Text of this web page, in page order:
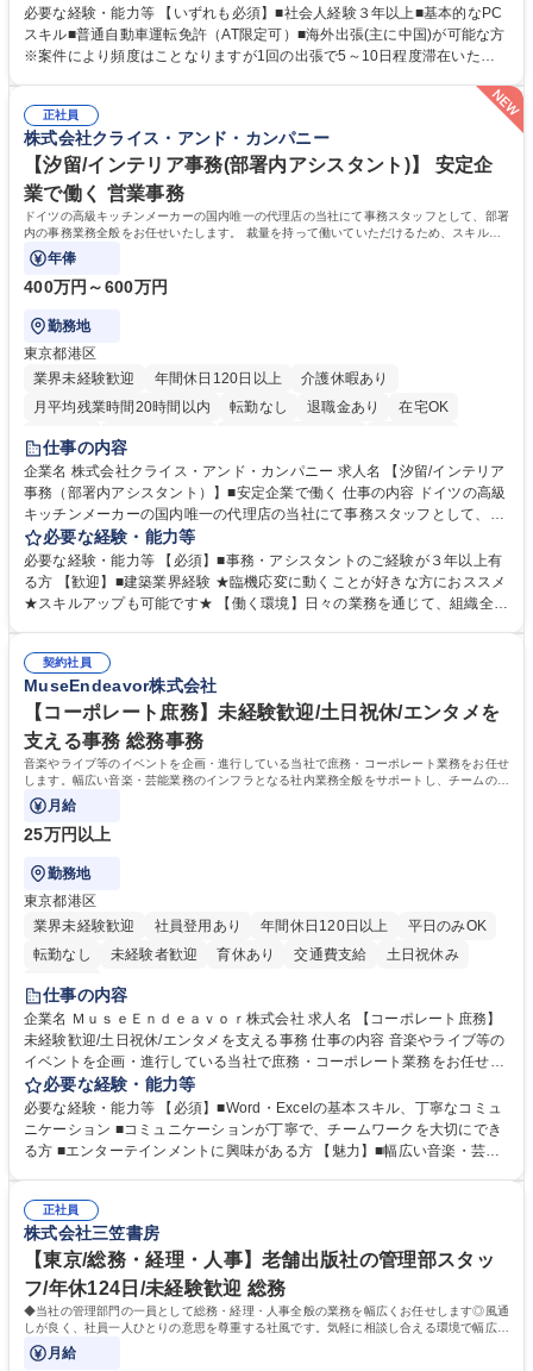
わいい』を届けるやりがいのあるポジションです。 有名ブランドやキャラ
クターライセンスを活用した商品の企画・開発・販売を行っています。企
画段階から納品まで、商品の製造に関わる全てのプロセスにおいて、生産
場へ見積依頼・価格交渉、サンプルの品質確認や検査の手配、ライセンス
元様とのやり取り、輸入関連の書類の管理、国内倉庫での品質チェック、
工場開拓などがございます。 募集職種 【生産管理】キャラクターバック
や雑貨の生産・品質管理/年休125日/転勤無
必要な経験・能力等 【いずれも必須】■社会人経験３年以上■基本的なPC
スキル■普通自動車運転免許（AT限定可）■海外出張(主に中国)が可能な方
※案件により頻度はことなりますが1回の出張で5～10日程度滞在いただ
め、『コツコツと実直に取り組める方』 ・工場やライセンス元を含む社内
外関係者と友好なコミュニケーションが取れる方 ※折衝は営業担当がメイ
ンで行います。 学歴・資格 学歴：大学院 大学 高専 短大 専修学校 高校 語
学力： 資格：
正社員
株式会社クライス・アンド・カンパニー
【汐留/インテリア事務(部署内アシスタント)】 安定企
業で働く 営業事務
ドイツの高級キッチンメーカーの国内唯一の代理店の当社にて事務スタッフとして、部署
内の事務業務全般をお任せいたします。 裁量を持って働いていただけるため、スキルア
ップも可能です。
年俸
400万円～600万円
勤務地
東京都港区
業界未経験歓迎
年間休日120日以上
介護休暇あり
月平均残業時間20時間以内
転勤なし 退職金あり
在宅OK
育休あり
完全週休2日制
駅近5分以内
土日祝休み
仕事の内容
企業名 株式会社クライス・アンド・カンパニー 求人名 【汐留/インテリア
事務（部署内アシスタント）】■安定企業で働く 仕事の内容 ドイツの高級
キッチンメーカーの国内唯一の代理店の当社にて事務スタッフとして、部
署内の事務業務全般をお任せいたします。 裁量を持って働いていただける
ため、スキルアップも可能です。 【部署内の事務業務全般】 ■サンプルの
仕分け・整理 ■電話応対 ■書類作成（会議資料、お客様宛請求書、支払書
類を取りまとめて経理へ提出等） ■ショールームアテンド・運営・予約業
インテリア事務（部署内アシスタント）】■安定企業で働く
必要な経験・能力等
必要な経験・能力等 【必須】■事務・アシスタントのご経験が３年以上有
る方 【歓迎】■建築業界経験 ★臨機応変に動くことが好きな方におススメ
★スキルアップも可能です★ 【働く環境】日々の業務を通じて、組織全体
ームとの協力や新しいアイデアを活かす場もあり、やりがいを感じながら
働けます。 【歓迎】 ■インテリアの業界のご経験が有る方■PCの作業に慣
れている方 学歴・資格 学歴：大学院 大学 高専 短大 専修学校 語学力： 資
格：
契約社員
MuseEndeavor株式会社
【コーポレート庶務】未経験歓迎/土日祝休/エンタメを
支える事務 総務事務
音楽やライブ等のイベントを企画・進行している当社で庶務・コーポレート業務をお任せ
します。幅広い音楽・芸能業務のインフラとなる社内業務全般をサポートし、チームの円
滑な運営を支えていただきます。
月給
25万円以上
勤務地
東京都港区
業界未経験歓迎
社員登用あり 年間休日120日以上
平日のみOK
転勤なし
未経験者歓迎 育休あり 交通費支給
土日祝休み
服装自由
仕事の内容
企業名 ＭｕｓｅＥｎｄｅａｖｏｒ株式会社 求人名 【コーポレート庶務】
未経験歓迎/土日祝休/エンタメを支える事務 仕事の内容 音楽やライブ等の
イベントを企画・進行している当社で庶務・コーポレート業務をお任せし
ます。幅広い音楽・芸能業務のインフラとなる社内業務全般をサポート
し、チームの円滑な運営を支えていただきます。 ■社内の庶務・一般事務
全般、書類整理、備品管理・発注 ■郵便物の仕分け、来客・電話対応、社
内環境の維持サポート ■経理や人事/採用の外注事業者とのやりとり・プロ
す。 ※業務の変更範囲：会社の定める業務※ 募集職種 【コーポレート庶
務】未経験歓迎/土日祝休/エンタメを支える事務
必要な経験・能力等
必要な経験・能力等 【必須】■Word・Excelの基本スキル、丁寧なコミュ
ニケーション ■コミュニケーションが丁寧で、チームワークを大切にでき
る方 ■エンターテインメントに興味がある方 【魅力】■幅広い音楽・芸能
ルーティンワークに留まらず、外注事業者との連携や業務プロセスの推進
など、自らの裁量で組織の仕組みづくりに関われるやりがいがあります。
■土日祝休みで、プライベートと両立しながら専門スキルを磨ける環境で
す。 学歴・資格 学歴：大学院 大学 高専 短大 専修学校 高校 語学力： 資
格：
正社員
株式会社三笠書房
【東京/総務・経理・人事】老舗出版社の管理部スタッ
フ/年休124日/未経験歓迎 総務
◆当社の管理部門の一員として総務・経理・人事全般の業務を幅広くお任せします◎風通
しが良く、社員一人ひとりの意思を尊重する社風です。気軽に相談し合える環境で幅広い
バックオフィス業務を習得いただきます。
月給